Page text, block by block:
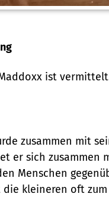
Maddoxx ist
zusammen mit
er sich zusammen
Menschen
die kleineren oft